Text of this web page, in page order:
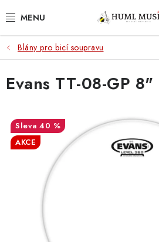
na
KYTARY
UKULELE
KLÁVESY
KYTAROVÉ PŘÍSLUŠENSTVÍ
Blány pro bicí soupravu
Evans TT-08-GP 8"
40 %
AKCE